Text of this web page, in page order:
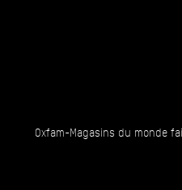
Oxfam-Magasins du monde